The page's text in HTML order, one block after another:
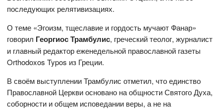
последующих релятивизациях.
О теме «Эгоизм, тщеславие и гордость мучают Фанар»
говорил Георгиос Трамбулис, греческий теолог, журналист
и главный редактор еженедельной православной газеты
Orthodoxos Typos из Греции.
В своём выступлении Трамбулис отметил, что единство
Православной Церкви основано на общности Святого Духа,
соборности и общем исповедании веры, а не на